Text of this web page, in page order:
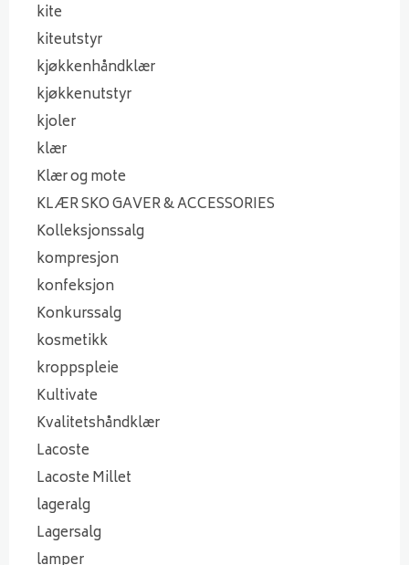
kite
kiteutstyr
kjøkkenhåndklær
kjøkkenutstyr
kjoler
klær
Klær og mote
KLÆR SKO GAVER & ACCESSORIES
Kolleksjonssalg
kompresjon
konfeksjon
Konkurssalg
kosmetikk
kroppspleie
Kultivate
Kvalitetshåndklær
Lacoste
Lacoste Millet
lageralg
Lagersalg